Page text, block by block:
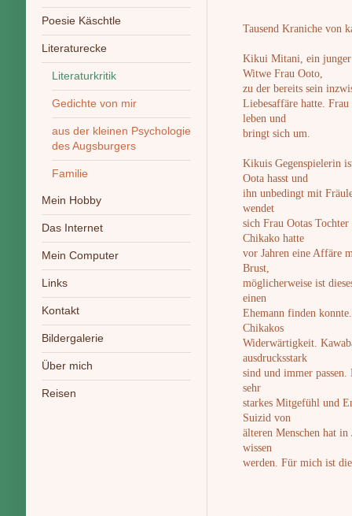
Poesie Käschtle
Literaturecke
Literaturkritik
Gedichte von mir
aus der kleinen Psychologie
des Augsburgers
Familie
Mein Hobby
Das Internet
Mein Computer
Links
Kontakt
Bildergalerie
Über mich
Reisen
Tausend Kraniche von
Kikui Mitani, ein junger
Witwe Frau Ooto,
zu der bereits sein
Liebesaffäre hatte.
leben und
bringt sich um.
Kikuis Gegenspielerin
Oota hasst und
ihn unbedingt mit
wendet
sich Frau Ootas
Chikako hatte
vor Jahren eine Affäre
Brust,
möglicherweise ist
einen
Ehemann finden
Chikakos
Widerwärtigkeit.
ausdrucksstark
sind und immer
sehr
starkes Mitgefühl und
Suizid von
älteren Menschen hat
wissen
werden. Für mich ist